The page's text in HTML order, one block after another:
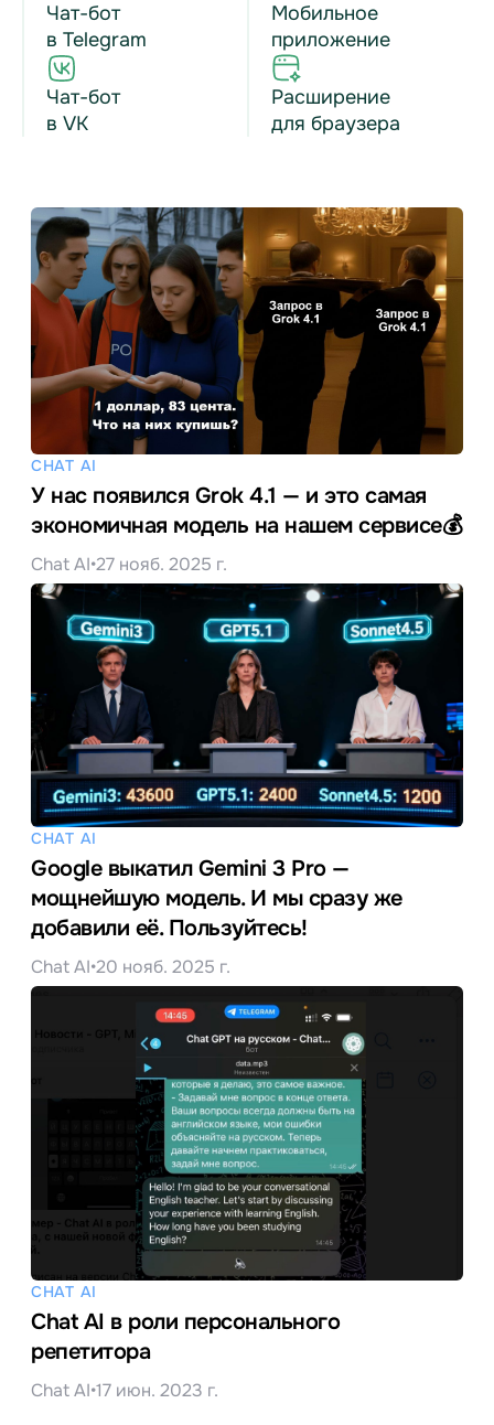
Чат-бот
в Telegram
Чат-бот
в VK
Мобильное
приложение
Расширение
для браузера
CHAT AI
У нас появился Grok 4.1 — и это самая
экономичная модель на нашем сервисе💰
Chat AI•27 нояб. 2025 г.
CHAT AI
Google выкатил Gemini 3 Pro —
мощнейшую модель. И мы сразу же
добавили её. Пользуйтесь!
Chat AI•20 нояб. 2025 г.
CHAT AI
Chat AI в роли персонального
репетитора
Chat AI•17 июн. 2023 г.